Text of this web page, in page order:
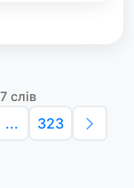
слів
... 323